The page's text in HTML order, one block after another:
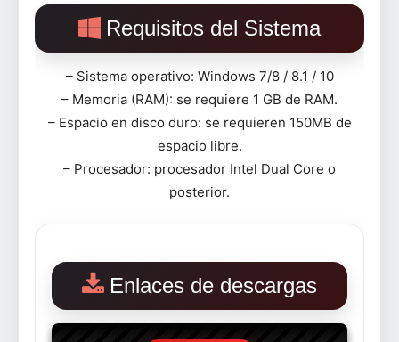
Requisitos del Sistema
– Sistema operativo: Windows 7/8 / 8.1 / 10
– Memoria (RAM): se requiere 1 GB de RAM.
– Espacio en disco duro: se requieren 150MB de
espacio libre.
– Procesador: procesador Intel Dual Core o
posterior.
Enlaces de descargas